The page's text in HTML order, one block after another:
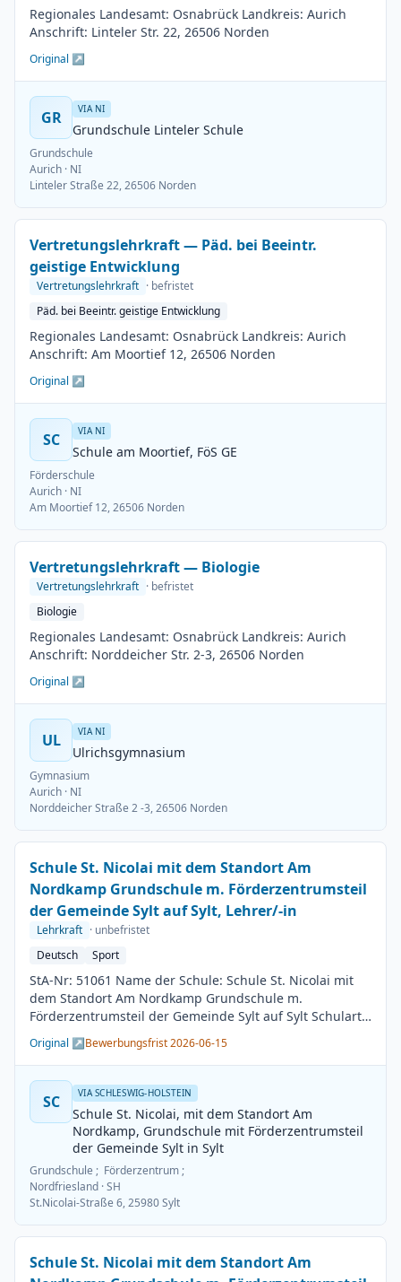
Regionales Landesamt: Osnabrück Landkreis: Aurich
Anschrift: Linteler Str. 22, 26506 Norden
Original ↗
GR VIA NI
Grundschule Linteler Schule
Grundschule
Aurich · NI
Linteler Straße 22, 26506 Norden
Vertretungslehrkraft — Päd. bei Beeintr.
geistige Entwicklung
Vertretungslehrkraft · befristet
Päd. bei Beeintr. geistige Entwicklung
Regionales Landesamt: Osnabrück Landkreis: Aurich
Anschrift: Am Moortief 12, 26506 Norden
Original ↗
SC VIA NI
Schule am Moortief, FöS GE
Förderschule
Aurich · NI
Am Moortief 12, 26506 Norden
Vertretungslehrkraft — Biologie
Vertretungslehrkraft · befristet
Biologie
Regionales Landesamt: Osnabrück Landkreis: Aurich
Anschrift: Norddeicher Str. 2-3, 26506 Norden
Original ↗
UL VIA NI
Ulrichsgymnasium
Gymnasium
Aurich · NI
Norddeicher Straße 2 -3, 26506 Norden
Schule St. Nicolai mit dem Standort Am
Nordkamp Grundschule m. Förderzentrumsteil
der Gemeinde Sylt auf Sylt, Lehrer/-in
Lehrkraft · unbefristet
Deutsch
Sport
StA-Nr: 51061 Name der Schule: Schule St. Nicolai mit
dem Standort Am Nordkamp Grundschule m.
Förderzentrumsteil der Gemeinde Sylt auf Sylt Schulart:
Grundschule Kreis / Kreisfreie Stadt: Nordfriesland
BesGr / EntGr: Besoldungsgruppe A13 1. Fach: Deutsch
2. Fach: Sport Beschäftigungsdauer: Unbefristet
Arbeitsumfang: Teilzeit möglich Besetzungstermin:
01.08.2026 Bewerbungsschluss: 15.06.2026
Veröffentlichung: 01.06.2026
Original ↗Bewerbungsfrist 2026-06-15
SC VIA SCHLESWIG-HOLSTEIN
Schule St. Nicolai, mit dem Standort Am
Nordkamp, Grundschule mit Förderzentrumsteil
der Gemeinde Sylt in Sylt
Grundschule ; Förderzentrum ;
Nordfriesland · SH
St.Nicolai-Straße 6, 25980 Sylt
Schule St. Nicolai mit dem Standort Am